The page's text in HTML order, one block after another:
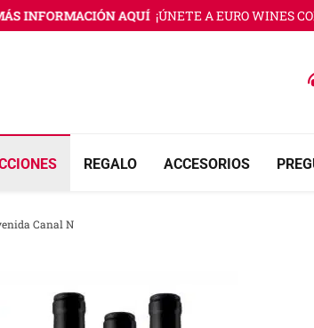
INFORMACIÓN AQUÍ ¡ÚNETE A EURO WINES CON
REGALO ACCESORIOS
Canal N